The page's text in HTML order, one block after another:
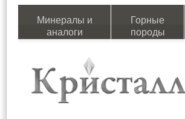
Минералы и
аналоги
Горные
породы